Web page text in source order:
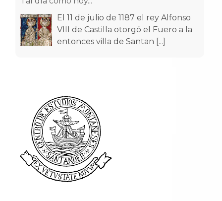
El 11 de julio de 1187 el rey Alfonso
VIII de Castilla otorgó el Fuero a la
entonces villa de Santan [...]